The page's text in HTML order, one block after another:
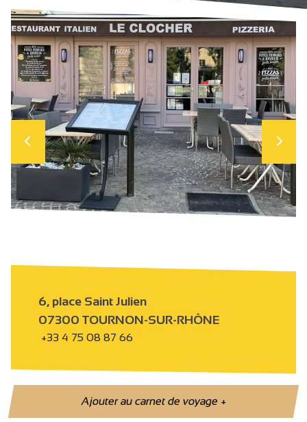
6, place Saint Julien
07300 TOURNON-SUR-RHÔNE
+33 4 75 08 87 66
Ajouter au carnet de voyage+